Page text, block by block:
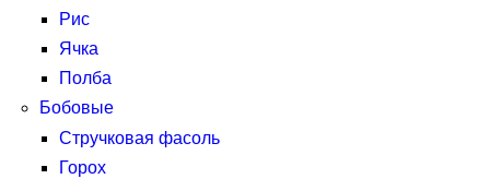
Рис
Ячка
Полба
Бобовые
Стручковая фасоль
Горох